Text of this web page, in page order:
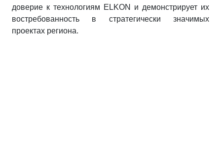
доверие к технологиям ELKON и демонстрирует их
востребованность в стратегически значимых
проектах региона.